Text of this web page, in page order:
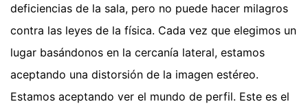
deficiencias de la sala, pero no puede hacer milagros
contra las leyes de la física. Cada vez que elegimos un
lugar basándonos en la cercanía lateral, estamos
aceptando una distorsión de la imagen estéreo.
Estamos aceptando ver el mundo de perfil. Este es el